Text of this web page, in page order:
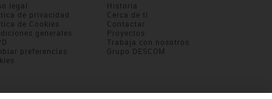
legal
de privacidad
de Cookies
generales
preferencias
Historia
Cerca de ti
Contactar
Proyectos
Trabaja con nosotros
Grupo DESCOM